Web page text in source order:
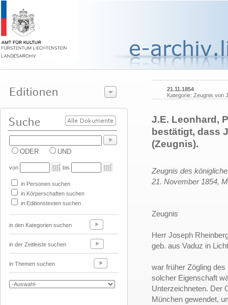
ODER UND
von bis
in Personen suchen
in Körperschaften suchen
in Editionstexten suchen
in den Kategorien suchen
in der Zeitleiste suchen
in Themen suchen
21.11.1854
Kategorie: Zeugnis von
J.E. Leonhard,
bestätigt, dass
(Zeugnis).
Zeugnis des
21. November 1854,
Zeugnis
Herr Joseph
geb. aus Vaduz in
war früher Zögling
solcher Eigenschaft
Unterzeichneten. Der
München gewendet,